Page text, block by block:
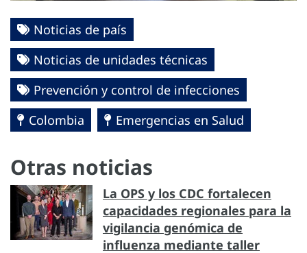
Noticias de país
Noticias de unidades técnicas
Prevención y control de infecciones
Colombia
Emergencias en Salud
Otras noticias
La OPS y los CDC fortalecen
capacidades regionales para la
vigilancia genómica de
influenza mediante taller